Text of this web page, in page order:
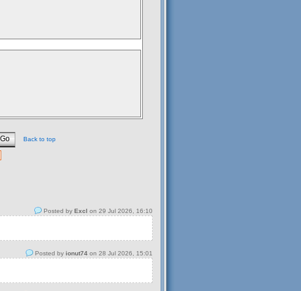
Back to top
Posted by Excl on 29 Jul 2026, 16:10
Posted by ionut74 on 28 Jul 2026, 15:01